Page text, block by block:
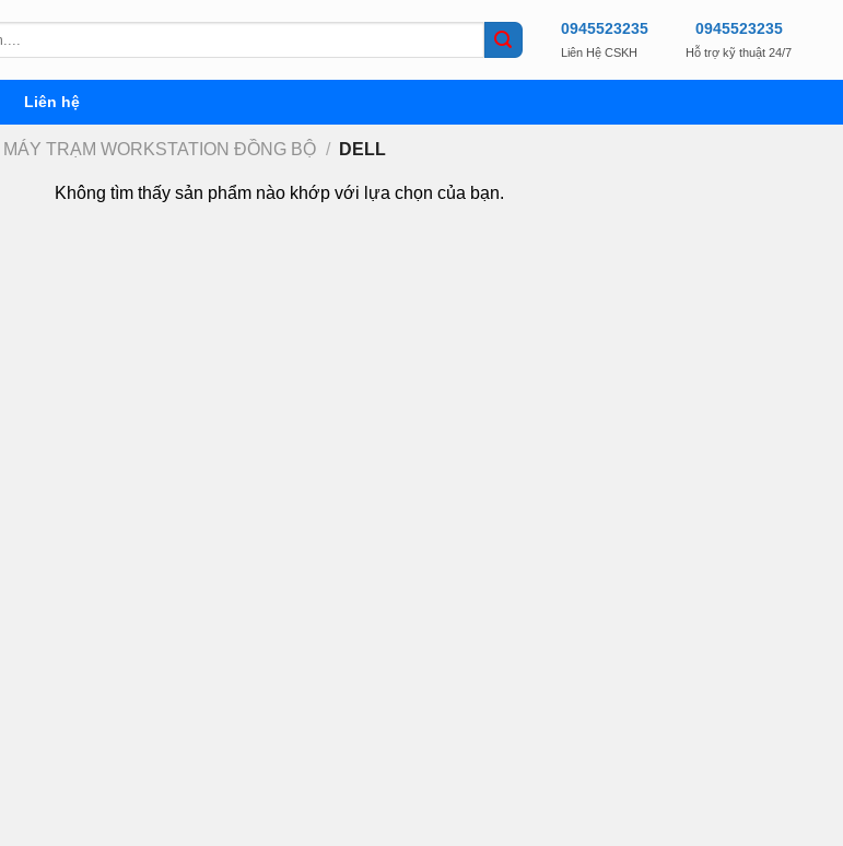
0945523235
Liên Hệ CSKH
0945523235
Hỗ trợ kỹ thuật 24/7
Liên hệ
MÁY TRẠM WORKSTATION ĐỒNG BỘ / DELL
Không tìm thấy sản phẩm nào khớp với lựa chọn của bạn.